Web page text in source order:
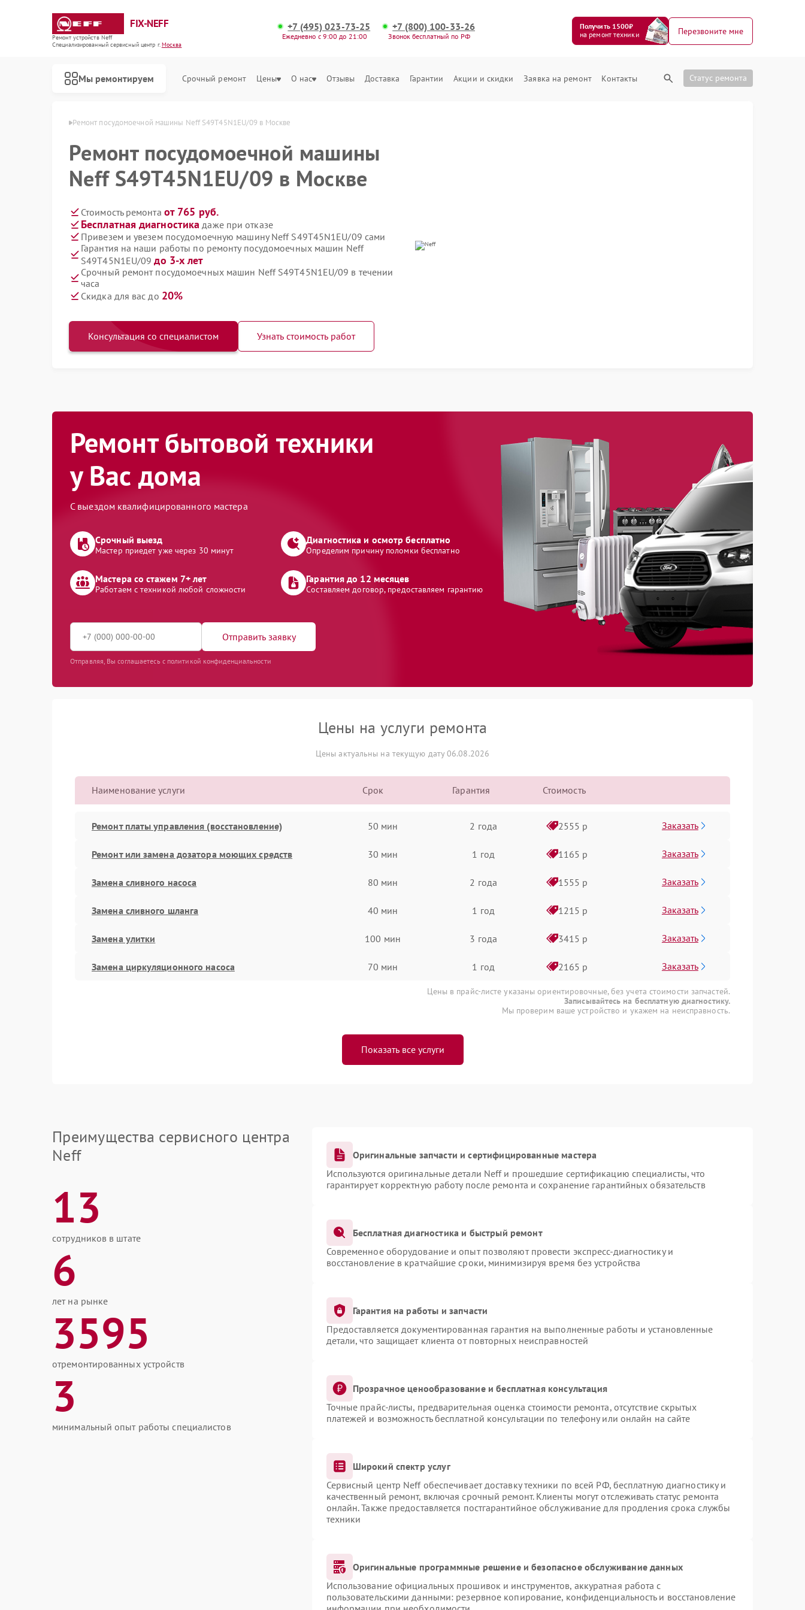
FIX-NEFF
Ремонт устройств Neff
Специализированный cервисный центр г.Москва
+7 (495) 023-73-25
Ежедневно с 9:00 до 21:00
+7 (800) 100-33-26
Звонок бесплатный по РФ
Получить 1500₽
на ремонт техники
Перезвоните мне
Мы ремонтируем Срочный ремонт Цены О нас Отзывы Доставка Гарантии Акции и скидки Заявка на ремонт Контакты Статус ремонта
Ремонт посудомоечной машины Neff S49T45N1EU/09 в Москве
Ремонт посудомоечной машины
Neff S49T45N1EU/09 в Москве
Стоимость ремонта от 765 руб.
Бесплатная диагностика даже при отказе
Привезем и увезем посудомоечную машину Neff S49T45N1EU/09 сами
Гарантия на наши работы по ремонту посудомоечных машин Neff
S49T45N1EU/09до 3-х лет
Срочный ремонт посудомоечных машин Neff S49T45N1EU/09 в течении
часа
Скидка для вас до 20%
Консультация со специалистом Узнать стоимость работ
Ремонт бытовой техники
у Вас дома
С выездом квалифицированного мастера
Срочный выезд
Мастер приедет уже через 30 минут
Диагностика и осмотр бесплатно
Определим причину поломки бесплатно
Мастера со стажем 7+ лет
Работаем с техникой любой сложности
Гарантия до 12 месяцев
Составляем договор, предоставляем гарантию
Отправить заявку
Отправляя, Вы соглашаетесь с политикой конфиденциальности
Цены на услуги ремонта
Цены актуальны на текущую дату 06.08.2026
Наименование услуги Срок Гарантия Стоимость
Ремонт платы управления (восстановление) 50 мин 2 года 2555 р Заказать
Ремонт или замена дозатора моющих средств 30 мин 1 год 1165 р Заказать
Замена сливного насоса 80 мин 2 года 1555 р Заказать
Замена сливного шланга 40 мин 1 год 1215 р Заказать
Замена улитки 100 мин 3 года 3415 р Заказать
Замена циркуляционного насоса 70 мин 1 год 2165 р Заказать
Цены в прайс-листе указаны ориентировочные, без учета стоимости запчастей.
Записывайтесь на бесплатную диагностику.
Мы проверим ваше устройство и укажем на неисправность.
Показать все услуги
Преимущества сервисного центра
Neff
13
сотрудников в штате
6
лет на рынке
3595
отремонтированных устройств
3
минимальный опыт работы специалистов
Оригинальные запчасти и сертифицированные мастера
Используются оригинальные детали Neff и прошедшие сертификацию специалисты, что
гарантирует корректную работу после ремонта и сохранение гарантийных обязательств
Бесплатная диагностика и быстрый ремонт
Современное оборудование и опыт позволяют провести экспресс-диагностику и
восстановление в кратчайшие сроки, минимизируя время без устройства
Гарантия на работы и запчасти
Предоставляется документированная гарантия на выполненные работы и установленные
детали, что защищает клиента от повторных неисправностей
Прозрачное ценообразование и бесплатная консультация
Точные прайс-листы, предварительная оценка стоимости ремонта, отсутствие скрытых
платежей и возможность бесплатной консультации по телефону или онлайн на сайте
Широкий спектр услуг
Сервисный центр Neff обеспечивает доставку техники по всей РФ, бесплатную диагностику и
качественный ремонт, включая срочный ремонт. Клиенты могут отслеживать статус ремонта
онлайн. Также предоставляется постгарантийное обслуживание для продления срока службы
техники
Оригинальные программные решение и безопасное обслуживание данных
Использование официальных прошивок и инструментов, аккуратная работа с
пользовательскими данными: резервное копирование, конфиденциальность и восстановление